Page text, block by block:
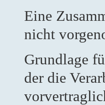
Eine
nicht
Grundlage
der die